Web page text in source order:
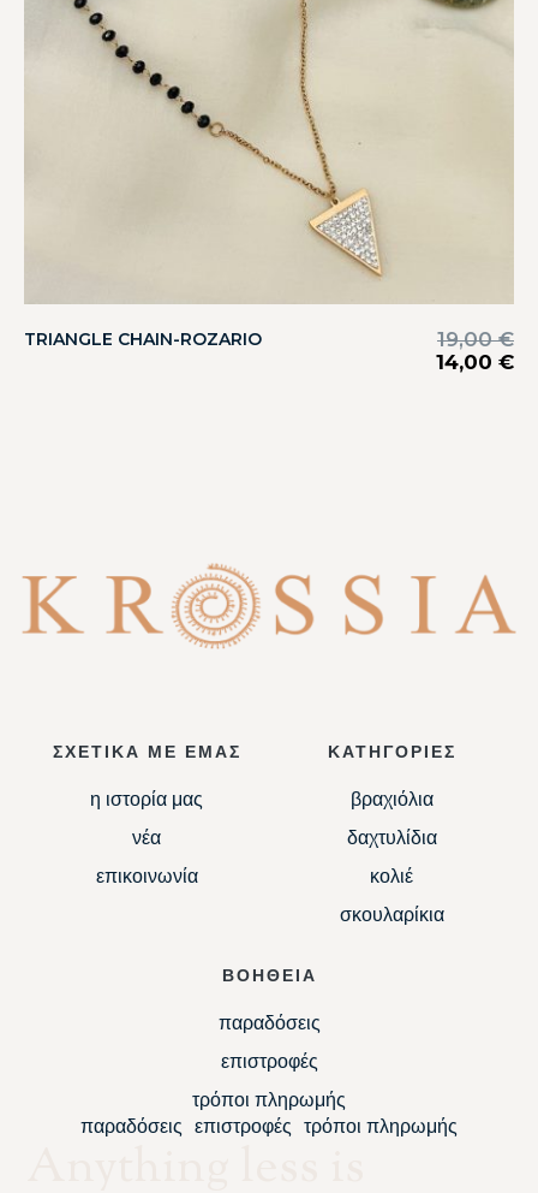
TRIANGLE CHAIN-ROZARIO 19,00€
14,00 €
ΣΧΕΤΙΚΑ ΜΕ ΕΜΑΣ
η ιστορία μας
νέα
επικοινωνία
ΚΑΤΗΓΟΡΙΕΣ
βραχιόλια
δαχτυλίδια
κολιέ
σκουλαρίκια
ΒΟΗΘΕΙΑ
παραδόσεις
επιστροφές
τρόποι πληρωμής
παραδόσεις επιστροφές τρόποι πληρωμής